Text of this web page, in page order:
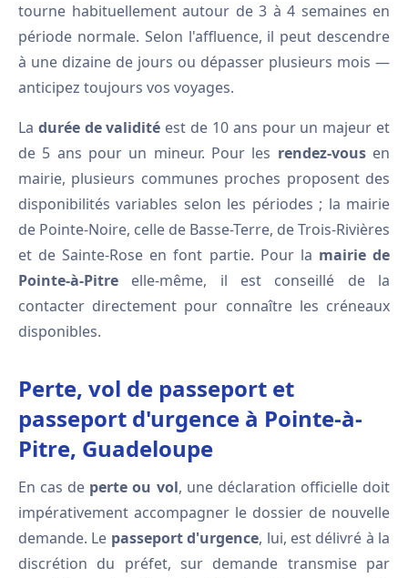
tourne habituellement autour de 3 à 4 semaines en
période normale. Selon l'affluence, il peut descendre
à une dizaine de jours ou dépasser plusieurs mois —
anticipez toujours vos voyages.
La durée de validité est de 10 ans pour un majeur et
de 5 ans pour un mineur. Pour les rendez-vousen
mairie, plusieurs communes proches proposent des
disponibilités variables selon les périodes ; la mairie
de Pointe-Noire, celle de Basse-Terre, de Trois-Rivières
et de Sainte-Rose en font partie. Pour la mairie de
Pointe-à-Pitre elle-même, il est conseillé de la
contacter directement pour connaître les créneaux
disponibles.
Perte, vol de passeport et
passeport d'urgence à Pointe-à-
Pitre, Guadeloupe
En cas de perte ou vol, une déclaration officielle doit
impérativement accompagner le dossier de nouvelle
demande. Le passeport d'urgence, lui, est délivré à la
discrétion du préfet, sur demande transmise par